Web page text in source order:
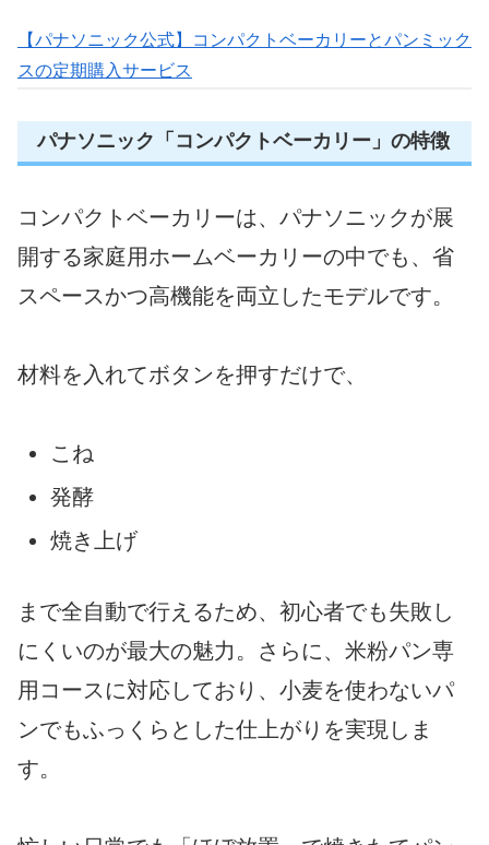
【パナソニック公式】コンパクトベーカリーとパンミック
スの定期購入サービス
パナソニック「コンパクトベーカリー」の特徴
コンパクトベーカリーは、パナソニックが展
開する家庭用ホームベーカリーの中でも、省
スペースかつ高機能を両立したモデルです。
材料を入れてボタンを押すだけで、
こね
発酵
焼き上げ
まで全自動で行えるため、初心者でも失敗し
にくいのが最大の魅力。さらに、米粉パン専
用コースに対応しており、小麦を使わないパ
ンでもふっくらとした仕上がりを実現しま
す。